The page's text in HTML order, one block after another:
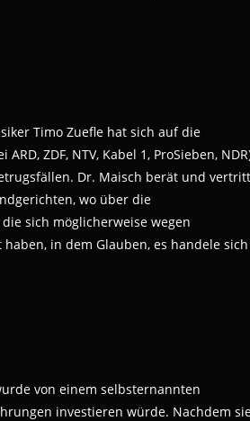
Timo Zuefle hat sich auf die
ZDF, NTV, Kabel 1, ProSieben,
Dr. Maisch berät und vertritt
wo über die
sich möglicherweise wegen
in dem Glauben, es handele sich
von einem selbsternannten
investieren würde. Nachdem